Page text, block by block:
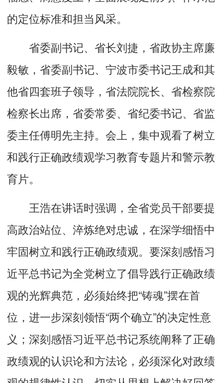
的定位标准和担当风采。
省委副书记、省长刘捷，省政协主席廉
毅敏，省委副书记、宁波市委书记王成和其
他省四套班子领导，省法院院长、省检察院
检察长出席，省委常委、省纪委书记、省监
委主任傅明先主持。会上，集中观看了树立
和践行正确政绩观学习教育专题片和警示教
育片。
王浩在讲话时强调，全省党员干部要提
高政治站位、淬炼绝对忠诚，在深学细悟中
牢固树立和践行正确政绩观。要深刻感悟习
近平总书记为全党树立了倡导践行正确政绩
观的光辉典范，必须始终把“铸魂”摆在首
位，进一步深刻领悟“两个确立”的决定性意
义；深刻感悟习近平总书记系统阐释了正确
政绩观的认识论和方法论，必须深化对政绩